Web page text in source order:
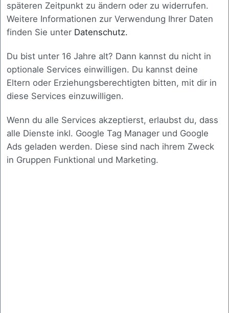
Sichern Sie sich unser neues
Buch “Digitaler Durchblick”
Buch kostenlos herunterladen
Zierhut IT
Unternehmen sind individuell, genauso wie ihre Probleme und
Prozesse. Bei unseren Softwarelösungen ist es uns wichtig,
späteren Zeitpunkt zu ändern oder zu widerrufen.
Weitere Informationen zur Verwendung Ihrer Daten
finden Sie unter Datenschutz.
Du bist unter 16 Jahre alt? Dann kannst du nicht in
optionale Services einwilligen. Du kannst deine
Eltern oder Erziehungsberechtigten bitten, mit dir in
diese Services einzuwilligen.
Wenn du alle Services akzeptierst, erlaubst du, dass
alle Dienste inkl. Google Tag Manager und Google
Ads geladen werden. Diese sind nach ihrem Zweck
in Gruppen Funktional und Marketing.